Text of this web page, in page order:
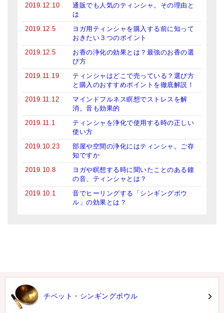
2019.12.10
通販でも人気のティンシャ。その理由と
は
2019.12.5
ヨガ用ティンシャを購入する前に知って
おきたい３つのポイント
2019.12.5
お香の浄化の効果とは？最強のお香の選
び方
2019.11.19
ティンシャはどこで売っている？選び方
と購入のおすすめポイントを徹底解説！
2019.11.12
マインドフルネス瞑想でストレスを解
消。音も効果的
2019.11.1
ティンシャを浄化で使用する時の正しい
使い方
2019.10.23
部屋や空間の浄化にはティンシャ。ご存
知ですか
2019.10.8
ヨガや瞑想する時に聞いたことのある鐘
の音、ティンシャとは？
2019.10.1
音でヒーリングする「シンギングボウ
ル」の効果とは？
チベット・シンギングボウル